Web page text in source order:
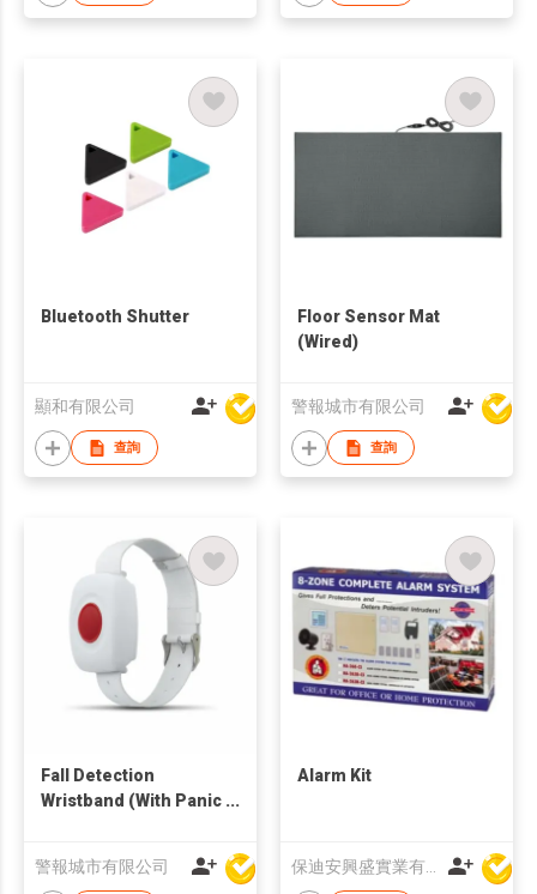
Bluetooth Shutter
顯和有限公司
查詢
Floor Sensor Mat
(Wired)
警報城市有限公司
查詢
Fall Detection
Wristband (With Panic
Transmitter
警報城市有限公司
Alarm Kit